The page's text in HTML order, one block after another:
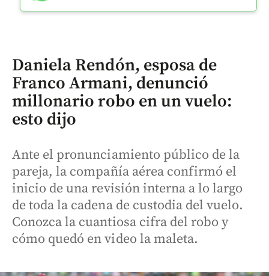
Daniela Rendón, esposa de
Franco Armani, denunció
millonario robo en un vuelo:
esto dijo
Ante el pronunciamiento público de la
pareja, la compañía aérea confirmó el
inicio de una revisión interna a lo largo
de toda la cadena de custodia del vuelo.
Conozca la cuantiosa cifra del robo y
cómo quedó en video la maleta.